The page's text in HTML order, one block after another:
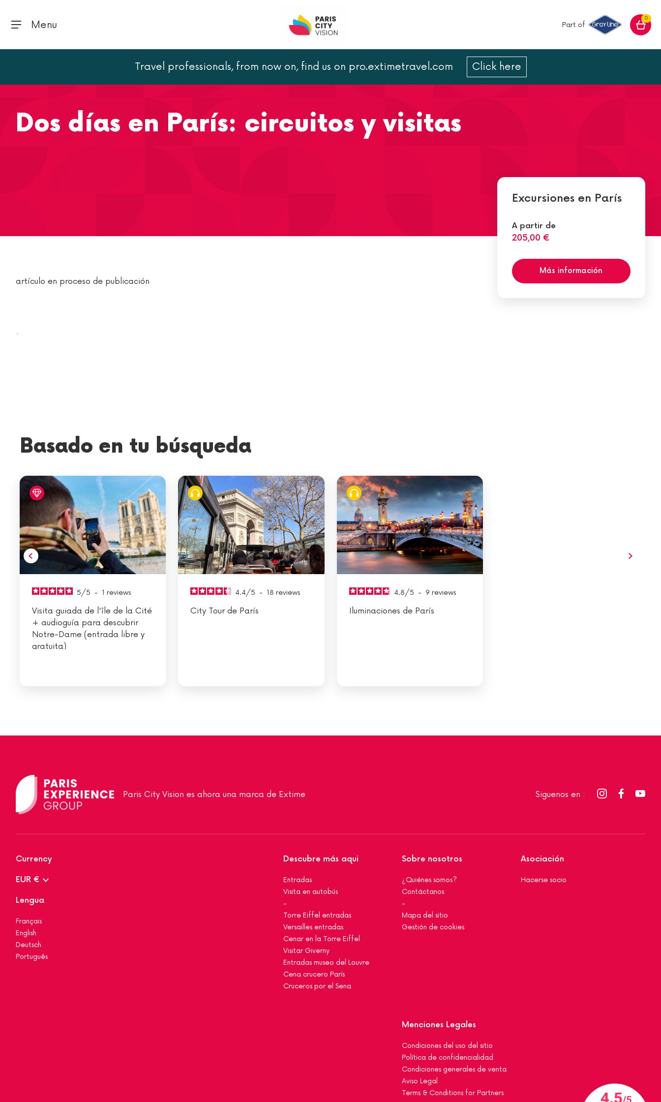
Menu Part of
0
Travel professionals, from now on, find us on pro.extimetravel.com Click here
Dos días en París: circuitos y visitas
Dos días en París: circuitos y visitas
Excursiones en París
A partir de
205,00 €
Más información
artículo en proceso de publicación
.
Basado en tu búsqueda
5/5 - 1 reviews
Visita guiada de l'île de la Cité
+ audioguía para descubrir
Notre-Dame (entrada libre y
gratuita)
4.4/5 - 18reviews
City Tour de París
4.8/5 - 9 reviews
Iluminaciones de París
Paris City Vision es ahora una marca de Extime Siguenos en :
Descubre más aqui
Entradas
Visita en autobús
-
Torre Eiffel entradas
Versailles entradas
Cenar en la Torre Eiffel
Visitar Giverny
Entradas museo del Louvre
Cena crucero París
Cruceros por el Sena
Sobre nosotros
¿Quiénes somos?
Contáctanos
-
Mapa del sitio
Gestión de cookies
Asociación
Hacerse socio
Menciones Legales
Condiciones del uso del sitio
Política de confidencialidad
Condiciones generales de venta
Aviso Legal
Terms & Conditions for Partners
Currency
EUR €
Lengua
Français
English
Deutsch
Português